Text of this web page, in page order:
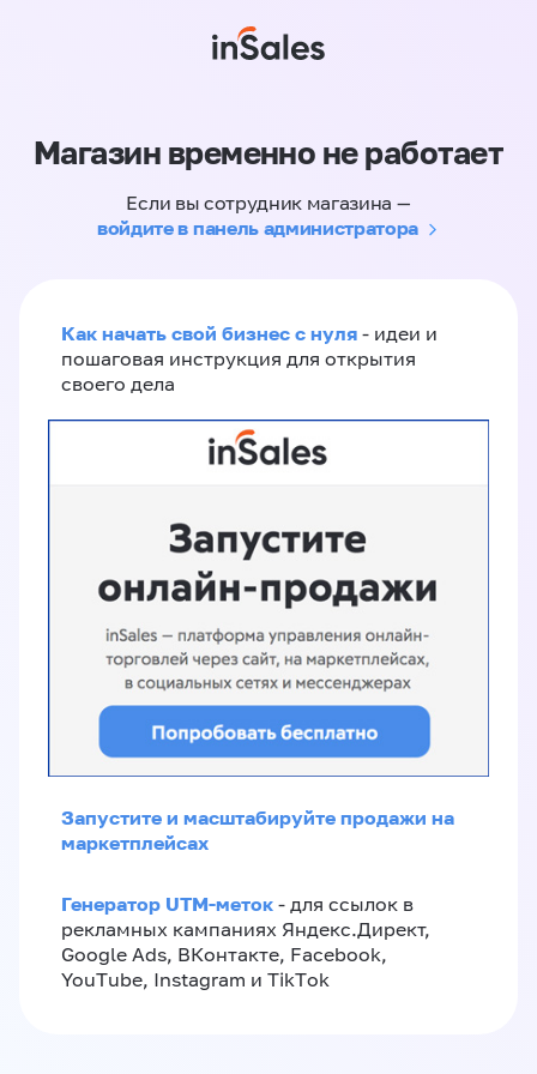
Магазин временно не работает
Если вы сотрудник магазина —
войдите в панель администратора
Как начать свой бизнес с нуля - идеи и
пошаговая инструкция для открытия
своего дела
Запустите и масштабируйте продажи на
маркетплейсах
Генератор UTM-меток - для ссылок в
рекламных кампаниях Яндекс.Директ,
Google Ads, ВКонтакте, Facebook,
YouTube, Instagram и TikTok